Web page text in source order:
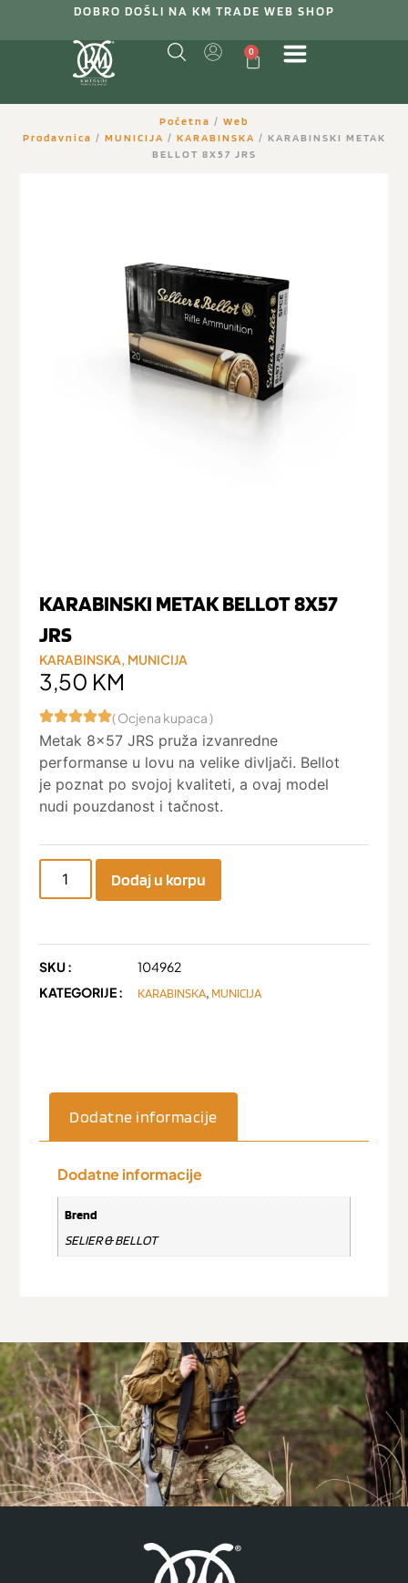
DOBRO DOŠLI NA KM TRADE WEB SHOP
0
Početna / Web
Prodavnica / MUNICIJA / KARABINSKA / KARABINSKI METAK
BELLOT 8X57 JRS
KARABINSKI METAK BELLOT 8X57
JRS
KARABINSKA, MUNICIJA
3,50 KM
( Ocjena kupaca )
Metak 8×57 JRS pruža izvanredne
performanse u lovu na velike divljači. Bellot
je poznat po svojoj kvaliteti, a ovaj model
nudi pouzdanost i tačnost.
Dodaj u korpu
SKU :
104962
KATEGORIJE :
KARABINSKA, MUNICIJA
Dodatne informacije
Dodatne informacije
Brend
SELIER & BELLOT